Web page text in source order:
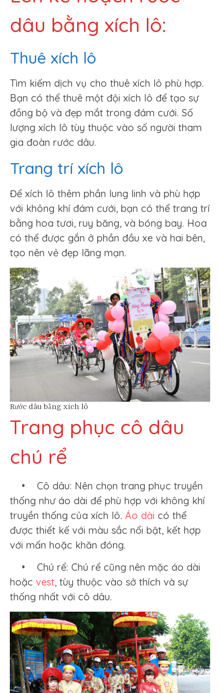
dâu bằng xích lô:
Thuê xích lô
Tìm kiếm dịch vụ cho thuê xích lô phù hợp.
Bạn có thể thuê một đội xích lô để tạo sự
đồng bộ và đẹp mắt trong đám cưới. Số
lượng xích lô tùy thuộc vào số người tham
gia đoàn rước dâu.
Trang trí xích lô
Để xích lô thêm phần lung linh và phù hợp
với không khí đám cưới, bạn có thể trang trí
bằng hoa tươi, ruy băng, và bóng bay. Hoa
có thể được gắn ở phần đầu xe và hai bên,
tạo nên vẻ đẹp lãng mạn.
Rước dâu bằng xích lô
Trang phục cô dâu
chú rể
• Cô dâu: Nên chọn trang phục truyền
thống như áo dài để phù hợp với không khí
truyền thống của xích lô. Áo dài có thể
được thiết kế với màu sắc nổi bật, kết hợp
với mấn hoặc khăn đóng.
• Chú rể: Chú rể cũng nên mặc áo dài
hoặc vest, tùy thuộc vào sở thích và sự
thống nhất với cô dâu.